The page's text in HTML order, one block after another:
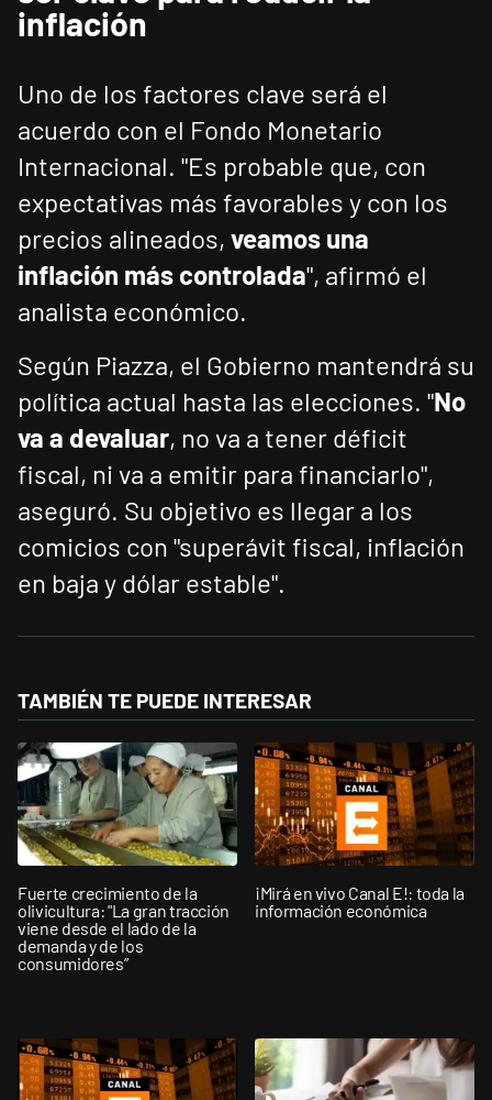
inflación
Uno de los factores clave será el
acuerdo con el Fondo Monetario
Internacional. "Es probable que, con
expectativas más favorables y con los
precios alineados, veamos una
inflación más controlada", afirmó el
analista económico.
Según Piazza, el Gobierno mantendrá su
política actual hasta las elecciones. "No
va a devaluar, no va a tener déficit
fiscal, ni va a emitir para financiarlo",
aseguró. Su objetivo es llegar a los
comicios con "superávit fiscal, inflación
en baja y dólar estable".
TAMBIÉN TE PUEDE INTERESAR
Fuerte crecimiento de la
olivicultura: "La gran tracción
viene desde el lado de la
demanda y de los
consumidores”
¡Mirá en vivo Canal E!: toda la
información económica